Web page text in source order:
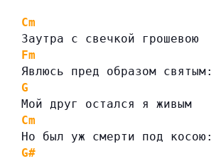
Cm
Заутра с свечкой грошевою
Fm
Явлюсь пред образом святым:
G
Мой друг остался я живым
Cm
Но был уж смерти под косою:
G#